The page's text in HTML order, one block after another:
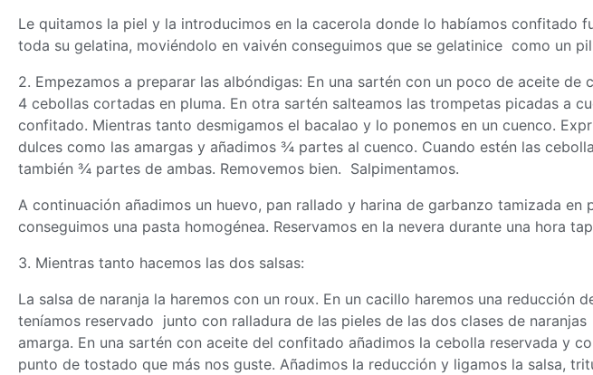
Le quitamos la piel y la introducimos en la cacerola donde lo habíamos confitado
toda su gelatina, moviéndolo en vaivén conseguimos que se gelatinice como un pil
2. Empezamos a preparar las albóndigas: En una sartén con un poco de aceite de
4 cebollas cortadas en pluma. En otra sartén salteamos las trompetas picadas a
confitado. Mientras tanto desmigamos el bacalao y lo ponemos en un cuenco.
dulces como las amargas y añadimos ¾ partes al cuenco. Cuando estén las
también ¾ partes de ambas. Removemos bien. Salpimentamos.
A continuación añadimos un huevo, pan rallado y harina de garbanzo tamizada en
conseguimos una pasta homogénea. Reservamos en la nevera durante una hora
3. Mientras tanto hacemos las dos salsas:
La salsa de naranja la haremos con un roux. En un cacillo haremos una reducción
teníamos reservado junto con ralladura de las pieles de las dos clases de
amarga. En una sartén con aceite del confitado añadimos la cebolla reservada y
punto de tostado que más nos guste. Añadimos la reducción y ligamos la salsa,